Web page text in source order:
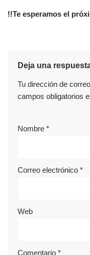
!!Te esperamos el
Deja una
Tu dirección de
campos obligatorios
Nombre *
Correo electrónico *
Web
Comentario *